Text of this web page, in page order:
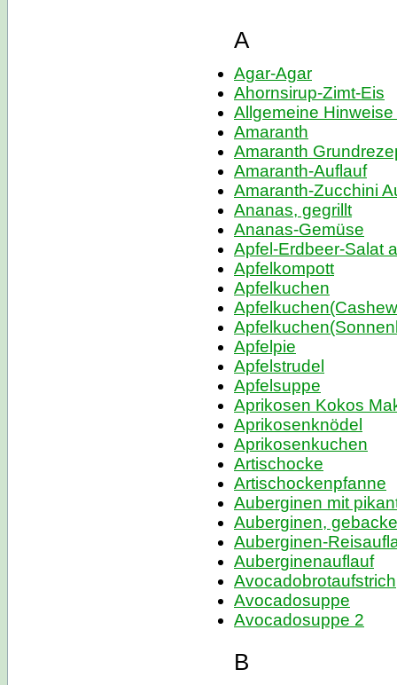
A
Agar-Agar
Ahornsirup-Zimt-Eis
Allgemeine
Amaranth
Amaranth
Amaranth-Auflauf
Amaranth-Zucchini
Ananas, gegrillt
Ananas-Gemüse
Apfel-Erdbeer-Salat
Apfelkompott
Apfelkuchen
Apfelpie
Apfelstrudel
Apfelsuppe
Aprikosen Kokos
Aprikosenknödel
Aprikosenkuchen
Artischocke
Artischockenpfanne
Auberginen mit
Auberginen,
Auberginen-
Auberginenauflauf
Avocadobrotaufstrich
Avocadosuppe
Avocadosuppe 2
B